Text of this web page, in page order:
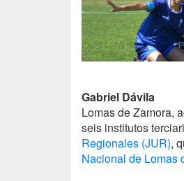
Gabriel Dávila
Lomas de Zamora,
seis institutos
Regionales (JUR),
Nacional de Lomas